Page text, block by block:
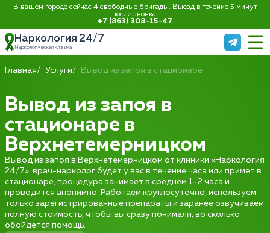
В вашем городе сейчас 4 свободные бригады. Выезд в течение 5 минут
после звонка:
+7 (863) 308-15-47
Наркология 24/7
Наркологическая клиника
Главная Услуги Вывод из запоя в стационаре
Вывод из запоя в
стационаре в
Верхнетемерницком
Вывод из запоя в Верхнетемерницком от клиники «Наркология
24/7»: врач-нарколог будет у вас в течение часа или примет в
стационаре, процедура занимает в среднем 1–2 часа и
проводится анонимно. Работаем круглосуточно, используем
только зарегистрированные препараты и заранее озвучиваем
полную стоимость, чтобы вы сразу понимали, во сколько
обойдётся помощь.